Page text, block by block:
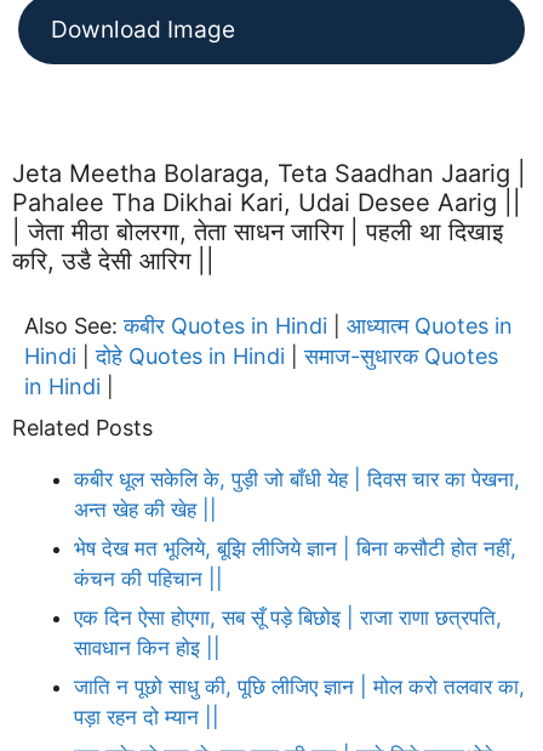
Download Image
Jeta Meetha Bolaraga, Teta Saadhan Jaarig |
Pahalee Tha Dikhai Kari, Udai Desee Aarig ||
| जेता मीठा बोलरगा, तेता साधन जारिग | पहली था दिखाइ
करि, उडै देसी आरिग ||
Also See:कबीर Quotes in Hindi
आध्यात्म Quotes in
Hindi |दोहे Quotes in Hindi |समाज-सुधारक Quotes
in Hindi
Related Posts
कबीर धूल सकेलि के, पुड़ी जो बाँधी येह | दिवस चार का पेखना,
अन्त खेह की खेह ||
भेष देख मत भूलिये, बूझि लीजिये ज्ञान | बिना कसौटी होत नहीं,
कंचन की पहिचान ||
एक दिन ऐसा होएगा, सब सूँ पड़े बिछोइ | राजा राणा छत्रपति,
सावधान किन होइ ||
जाति न पूछो साधु की, पूछि लीजिए ज्ञान | मोल करो तलवार का,
पड़ा रहन दो म्यान ||